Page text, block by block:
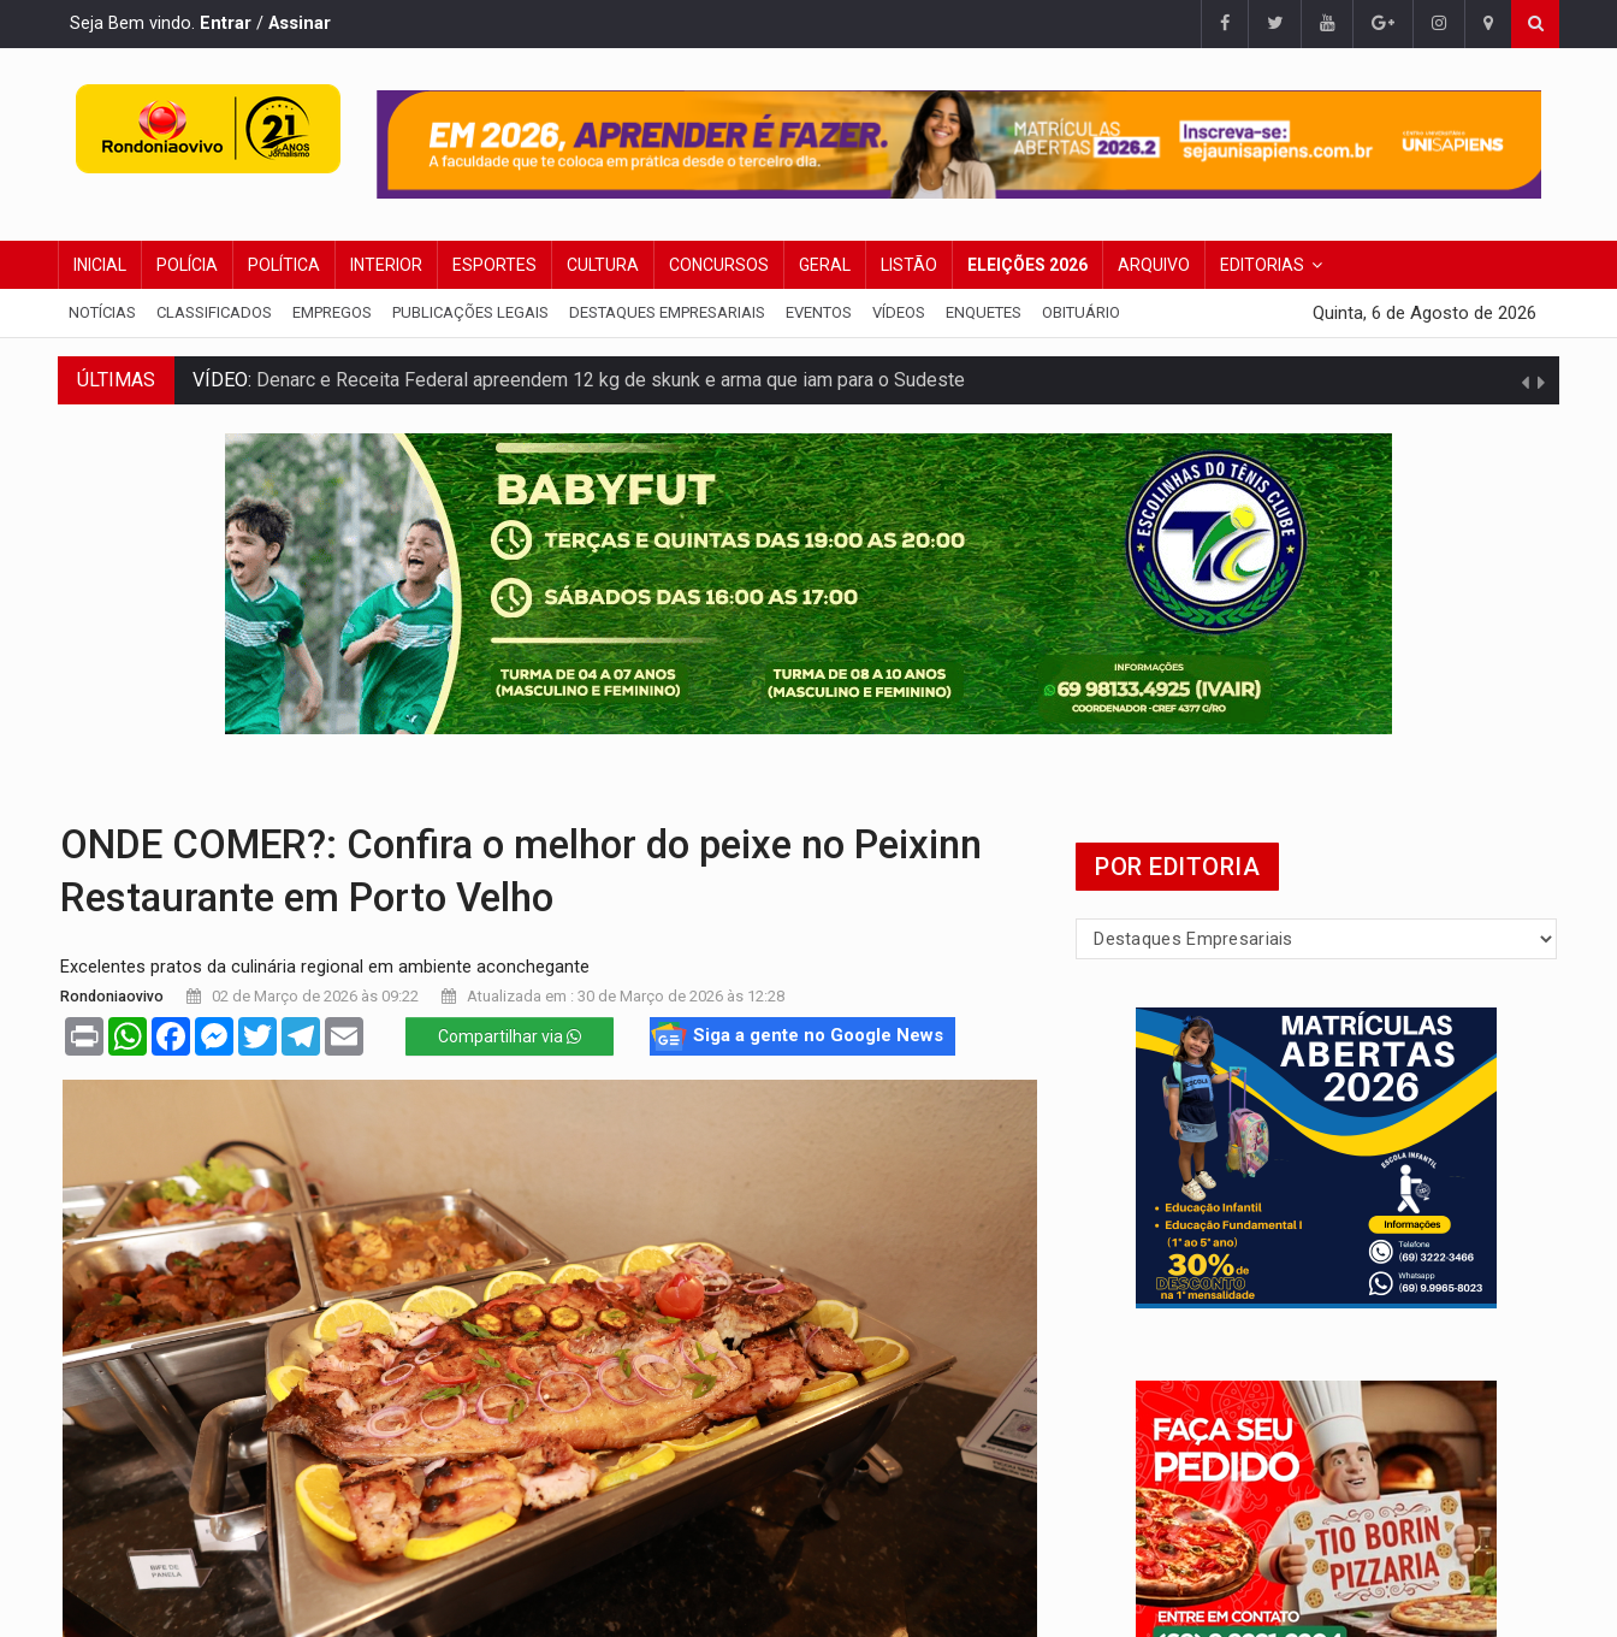
Seja Bem vindo. Entrar / Assinar
INICIAL POLÍCIA POLÍTICA INTERIOR ESPORTES CULTURA CONCURSOS GERAL LISTÃO ELEIÇÕES 2026 ARQUIVO EDITORIAS
NOTÍCIAS CLASSIFICADOS EMPREGOS PUBLICAÇÕES LEGAIS DESTAQUES EMPRESARIAIS EVENTOS VÍDEOS ENQUETES OBITUÁRIO Quinta, 6 de Agosto de 2026
ÚLTIMAS VÍDEO: Denarc e Receita Federal apreendem 12 kg de skunk e arma que iam para o Sudeste
OPERAÇÃO DA PC:Membros do CV são presos com armas e drogas após crime de tortur@
ENTRADA GRATUITA:Espetáculo As Marias Somos Nós será apresentado na capital
VÍDEO:Três são presos após furto de motocicleta em frente de academia
CELEBRAÇÃO:Cerejeiras completa 43 anos de emancipação com programação esportiva
SAÚDE:Anvisa desmente boato sobre presença de plástico ou petróleo em ovos
VÍDEO:Pitbulls fogem de residência e atacam casal de idosos na zona Leste
AÇÃO CONJUNTA:Forças policiais apreendem cerca de 1kg de ouro em Rondônia
ONDE COMER?: Confira o melhor do peixe no Peixinn
Restaurante em Porto Velho
Excelentes pratos da culinária regional em ambiente aconchegante
Rondoniaovivo 02 de Março de 2026 às 09:22 Atualizada em : 30 de Março de 2026 às 12:28
Print WhatsAppFacebookMessenger
TwitterTelegram Compartilhar via Siga a gente no Google News
POR EDITORIA